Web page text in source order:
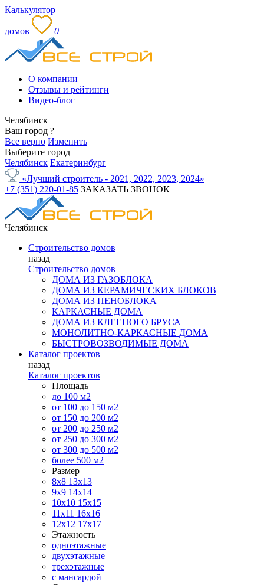
Калькулятор
домов 0
О компании
Отзывы и рейтинги
Видео-блог
Челябинск
Ваш город ?
Все верно Изменить
Выберите город
Челябинск Екатеринбург
«Лучший строитель - 2021, 2022, 2023, 2024»
+7 (351) 220-01-85 ЗАКАЗАТЬ ЗВОНОК
Челябинск
Строительство домов
назад
Строительство домов
ДОМА ИЗ ГАЗОБЛОКА
ДОМА ИЗ КЕРАМИЧЕСКИХ БЛОКОВ
ДОМА ИЗ ПЕНОБЛОКА
КАРКАСНЫЕ ДОМА
ДОМА ИЗ КЛЕЕНОГО БРУСА
МОНОЛИТНО-КАРКАСНЫЕ ДОМА
БЫСТРОВОЗВОДИМЫЕ ДОМА
Каталог проектов
назад
Каталог проектов
Площадь
до 100 м2
от 100 до 150 м2
от 150 до 200 м2
от 200 до 250 м2
от 250 до 300 м2
от 300 до 500 м2
более 500 м2
Размер
8х8 13х13
9х9 14х14
10х10 15х15
11x11 16х16
12х12 17х17
Этажность
одноэтажные
двухэтажные
трехэтажные
с мансардой